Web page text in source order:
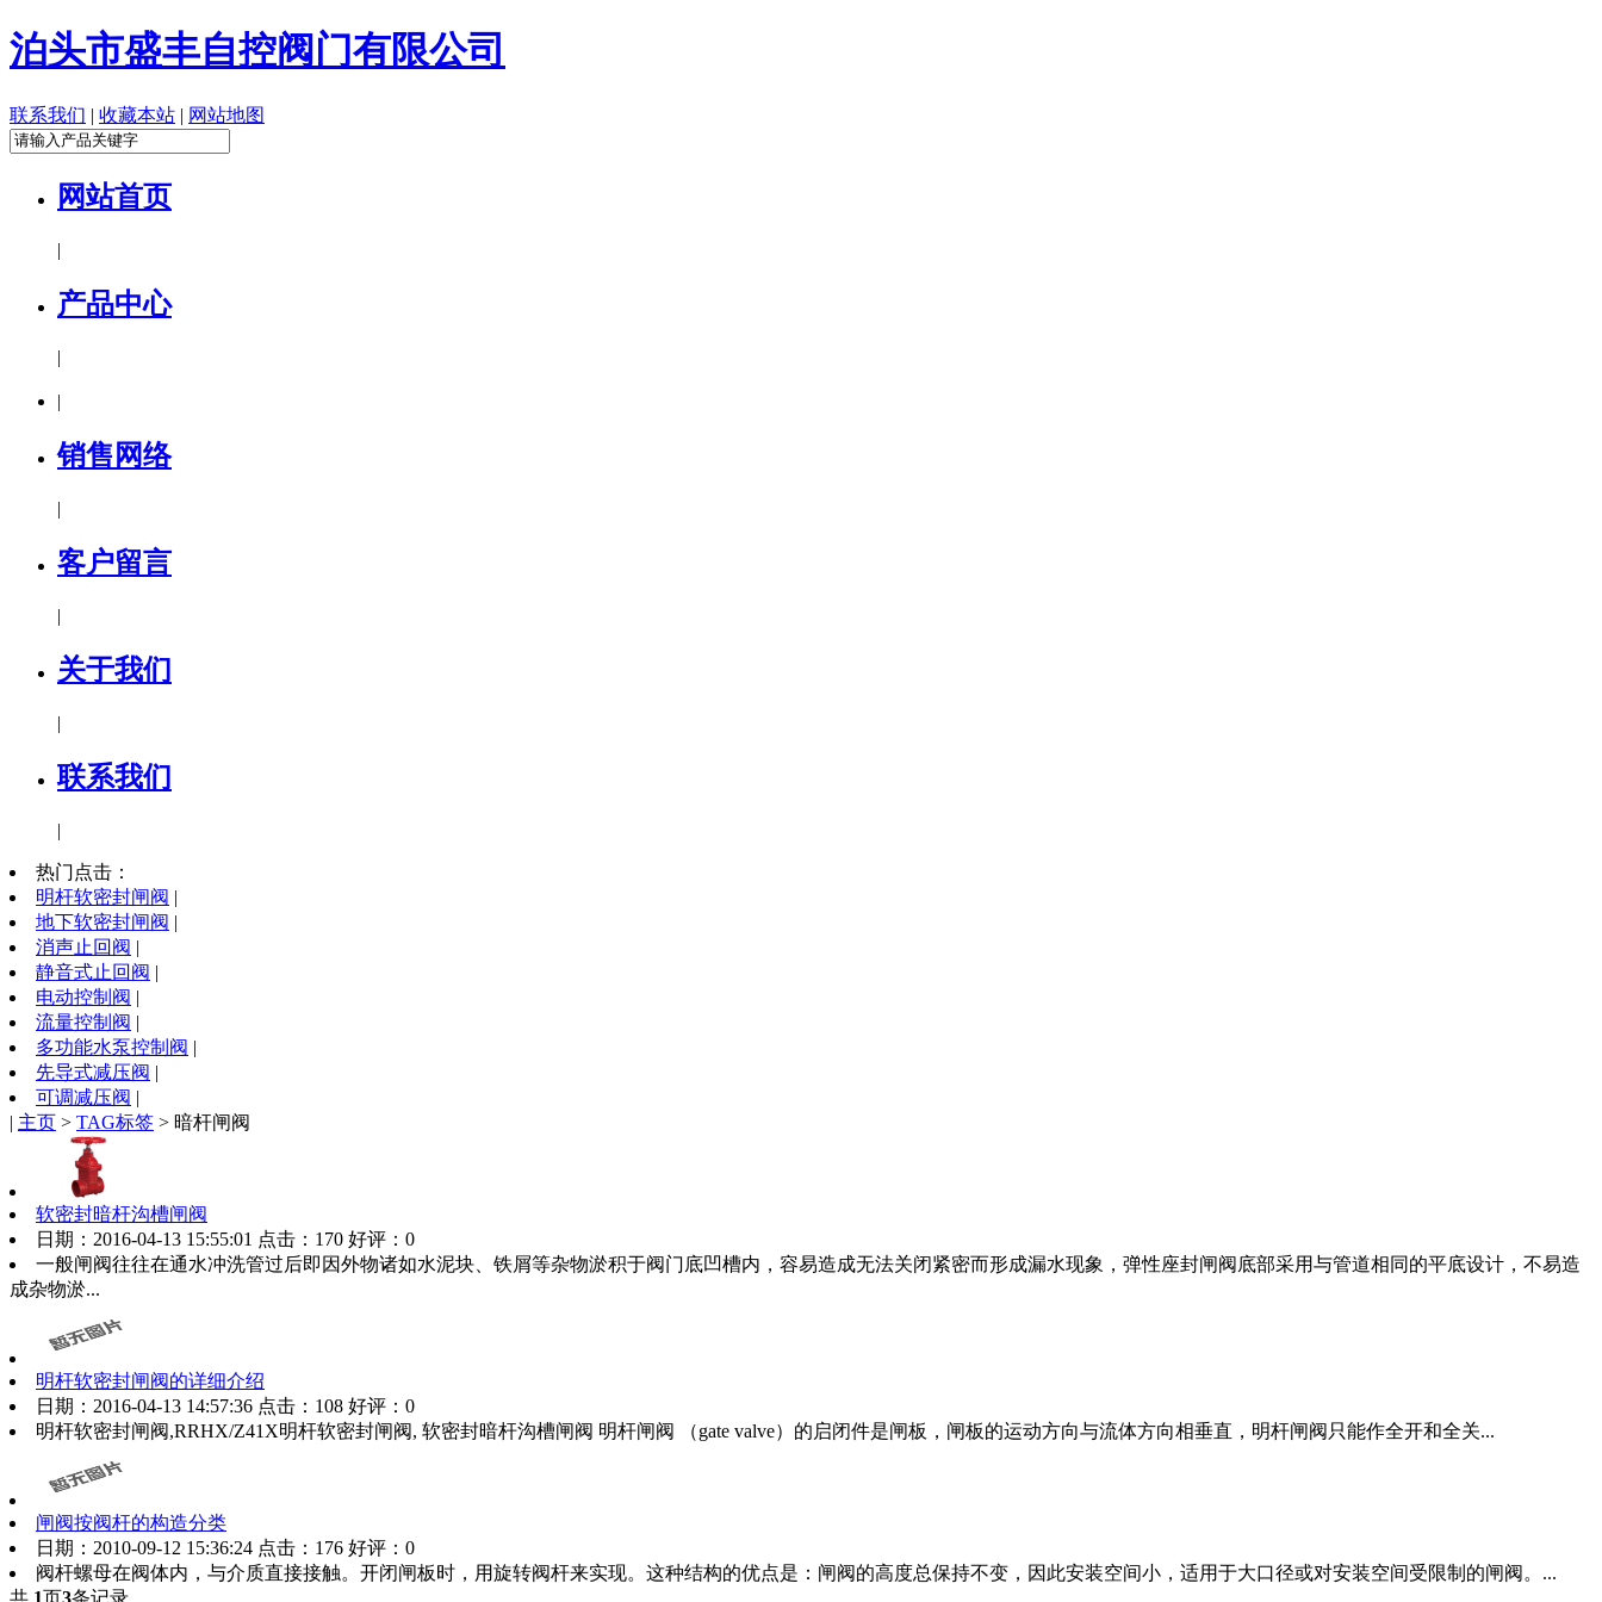
泊头市盛丰自控阀门有限公司
联系我们 | 收藏本站 | 网站地图
网站首页
|
产品中心
|
|
销售网络
|
客户留言
|
关于我们
|
联系我们
|
热门点击：
明杆软密封闸阀 |
地下软密封闸阀 |
消声止回阀 |
静音式止回阀 |
电动控制阀 |
流量控制阀 |
多功能水泵控制阀 |
先导式减压阀 |
可调减压阀 |
| 主页 > TAG标签 > 暗杆闸阀
软密封暗杆沟槽闸阀
日期：2016-04-13 15:55:01 点击：170 好评：0
一般闸阀往往在通水冲洗管过后即因外物诸如水泥块、铁屑等杂物淤积于阀门底凹槽内，容易造成无法关闭紧密而形成漏水现象，弹性座封闸阀底部采用与管道相同的平底设计，不易造
成杂物淤...
明杆软密封闸阀的详细介绍
日期：2016-04-13 14:57:36 点击：108 好评：0
明杆软密封闸阀,RRHX/Z41X明杆软密封闸阀, 软密封暗杆沟槽闸阀 明杆闸阀 （gate valve）的启闭件是闸板，闸板的运动方向与流体方向相垂直，明杆闸阀只能作全开和全关...
闸阀按阀杆的构造分类
日期：2010-09-12 15:36:24 点击：176 好评：0
阀杆螺母在阀体内，与介质直接接触。开闭闸板时，用旋转阀杆来实现。这种结构的优点是：闸阀的高度总保持不变，因此安装空间小，适用于大口径或对安装空间受限制的闸阀。...
共 1页3条记录